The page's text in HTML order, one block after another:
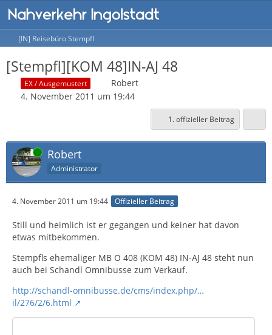
[IN] Reisebüro Stempfl
[Stempfl][KOM 48]IN-AJ 48
EX / Ausgemustert
Robert
4. November 2011 um 19:44
1. offizieller Beitrag
Online Robert
Administrator
4. November 2011 um 19:44 Offizieller Beitrag
Still und heimlich ist er gegangen und keiner hat davon
etwas mitbekommen.
Stempfls ehemaliger MB O 408 (KOM 48) IN-AJ 48 steht nun
auch bei Schandl Omnibusse zum Verkauf.
http://schandl-omnibusse.de/cms/index.php/…
il/276/2/6.html